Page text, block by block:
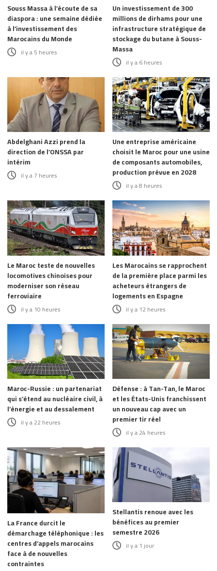
Souss Massa à l’écoute de sa
diaspora : une semaine dédiée
à l’investissement des
Marocains du Monde
il y a 5 heures
Un investissement de 300
millions de dirhams pour une
infrastructure stratégique de
stockage du butane à Souss-
Massa
il y a 6 heures
Abdelghani Azzi prend la
direction de l’ONSSA par
intérim
il y a 7 heures
Une entreprise américaine
choisit le Maroc pour une usine
de composants automobiles,
production prévue en 2028
il y a 8 heures
Le Maroc teste de nouvelles
locomotives chinoises pour
moderniser son réseau
ferroviaire
il y a 10 heures
Les Marocains se rapprochent
de la première place parmi les
acheteurs étrangers de
logements en Espagne
il y a 12 heures
Maroc-Russie : un partenariat
qui s’étend au nucléaire civil, à
l’énergie et au dessalement
il y a 22 heures
Défense : à Tan-Tan, le Maroc
et les États-Unis franchissent
un nouveau cap avec un
premier tir réel
il y a 24 heures
La France durcit le
démarchage téléphonique : les
centres d’appels marocains
face à de nouvelles
contraintes
Stellantis renoue avec les
bénéfices au premier
semestre 2026
il y a 1 jour